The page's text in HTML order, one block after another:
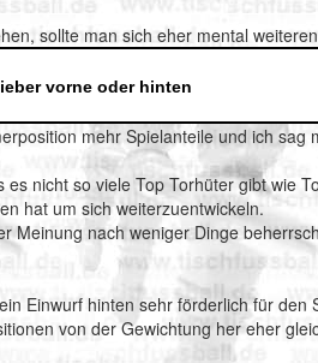
sollte man sich eher mental
vorne oder hinten
mehr Spielanteile und ich
es nicht so viele Top Torhüter gibt wie
hat um sich weiterzuentwickeln.
Meinung nach weniger Dinge
Einwurf hinten sehr förderlich für
von der Gewichtung her eher